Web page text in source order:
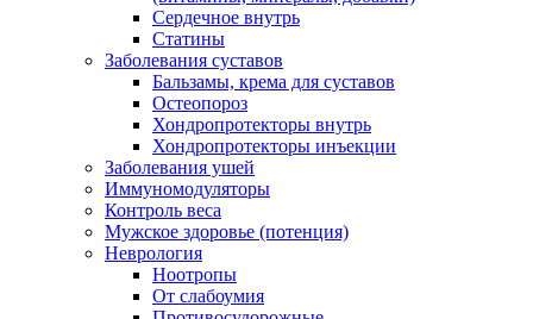
Сердечное внутрь
Статины
Заболевания суставов
Бальзамы, крема для суставов
Остеопороз
Хондропротекторы внутрь
Хондропротекторы инъекции
Заболевания ушей
Иммуномодуляторы
Контроль веса
Мужское здоровье (потенция)
Неврология
Ноотропы
От слабоумия